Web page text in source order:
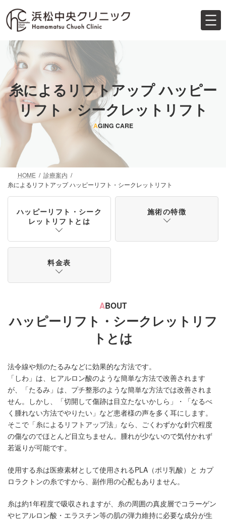
ン
テ
キ
ッ
プ
ビ
ゲ
に
移
動
糸によるリフトアップ ハッピー
リフト・シークレットリフト
AGING CARE
HOME
診療案内
糸によるリフトアップ ハッピーリフト・シークレットリフト
ハッピーリフト・シーク
レットリフトとは
施術の特徴
料金表
ABOUT
ハッピーリフト・シークレットリフ
トとは
法令線や頬のたるみなどに効果的な方法です。
「しわ」は、ヒアルロン酸のような簡単な方法で改善されます
が、「たるみ」は、プチ整形のような簡単な方法では改善されま
せん。しかし、「切開して傷跡は目立たないかしら」・「なるべ
く腫れない方法でやりたい」など患者様の声を多く耳にします。
そこで「糸によるリフトアップ法」なら、ごくわずかな針穴程度
の傷なのでほとんど目立ちません。腫れが少ないので気付かれず
若返りが可能です。
使用する糸は医療素材として使用されるPLA（ポリ乳酸）と カプ
ロラクトンの糸ですから、副作用の心配もありません。
糸は約1年程度で吸収されますが、糸の周囲の真皮層でコラーゲン
やヒアルロン酸・エラスチン等の肌の弾力維持に必要な成分が生